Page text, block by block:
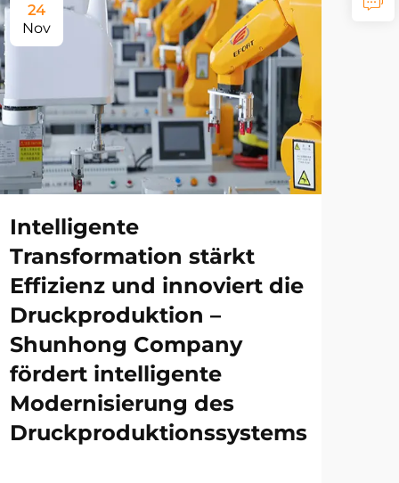
24
Nov
Intelligente
Transformation stärkt
Effizienz und innoviert die
Druckproduktion –
Shunhong Company
fördert intelligente
Modernisierung des
Druckproduktionssystems